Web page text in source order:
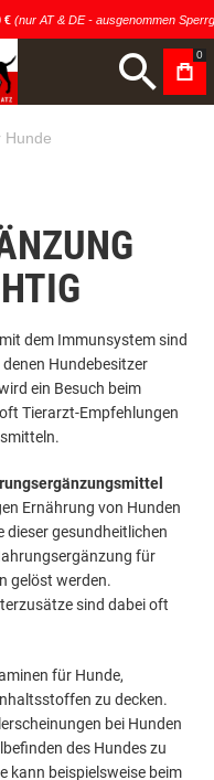
€(nur AT & DE - ausgenommen
0
Hunde
dem Immunsystem sind
Hundebesitzer
ein Besuch beim
Tierarzt-Empfehlungen
Ernährung von Hunden
dieser gesundheitlichen
für
gelöst werden.
sind dabei oft
für Hunde,
zu decken.
bei Hunden
des Hundes zu
kann beispielsweise beim